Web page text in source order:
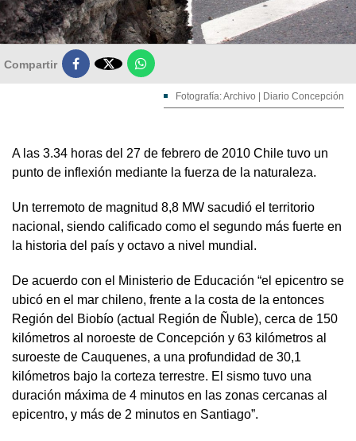
Compartir 
Fotografía: Archivo | Diario Concepción
A las 3.34 horas del 27 de febrero de 2010 Chile tuvo un
punto de inflexión mediante la fuerza de la naturaleza.
Un terremoto de magnitud 8,8 MW sacudió el territorio
nacional, siendo calificado como el segundo más fuerte en
la historia del país y octavo a nivel mundial.
De acuerdo con el Ministerio de Educación “el epicentro se
ubicó en el mar chileno, frente a la costa de la entonces
Región del Biobío (actual Región de Ñuble), cerca de 150
kilómetros al noroeste de Concepción y 63 kilómetros al
suroeste de Cauquenes, a una profundidad de 30,1
kilómetros bajo la corteza terrestre. El sismo tuvo una
duración máxima de 4 minutos en las zonas cercanas al
epicentro, y más de 2 minutos en Santiago”.